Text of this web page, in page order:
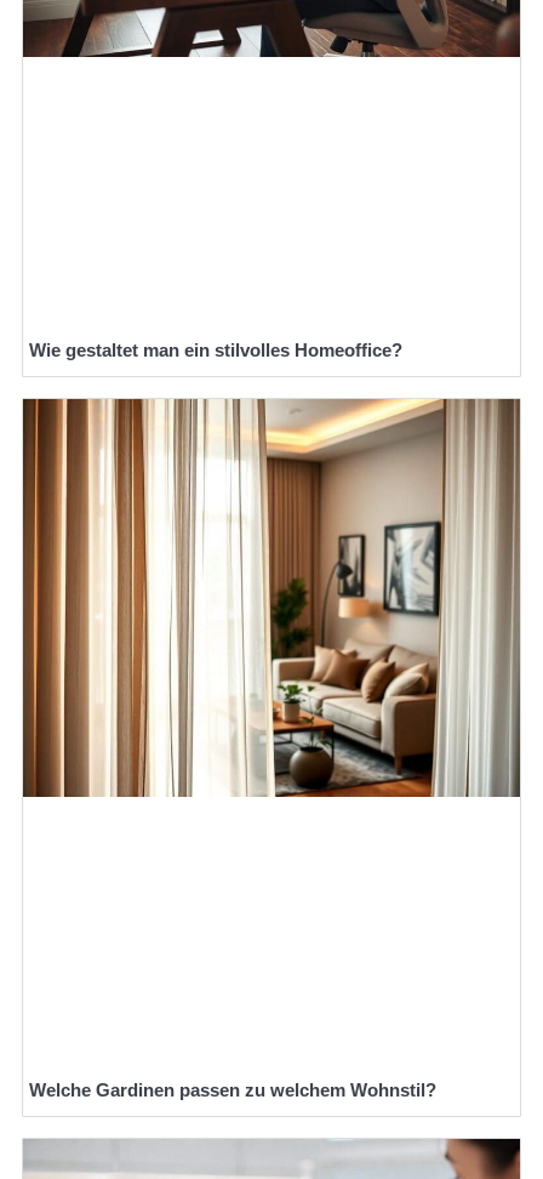
Wie gestaltet man ein stilvolles Homeoffice?
Welche Gardinen passen zu welchem Wohnstil?